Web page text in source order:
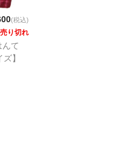
(税込)
売り切れ
て
】